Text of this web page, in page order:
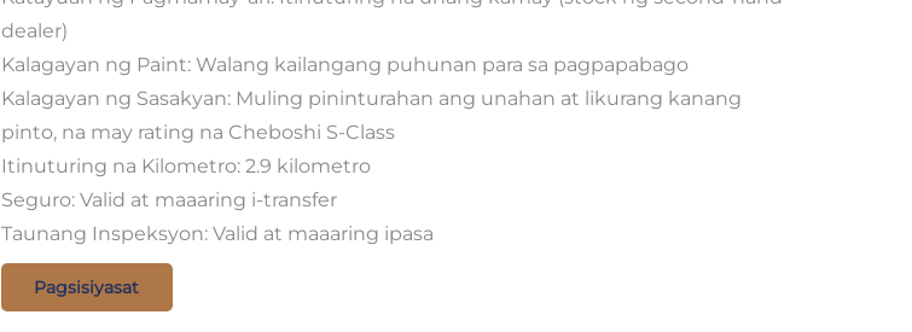
dealer)
Kalagayan ng Paint: Walang kailangang puhunan para sa pagpapabago
Kalagayan ng Sasakyan: Muling pininturahan ang unahan at likurang kanang
pinto, na may rating na Cheboshi S-Class
Itinuturing na Kilometro: 2.9 kilometro
Seguro: Valid at maaaring i-transfer
Taunang Inspeksyon: Valid at maaaring ipasa
Pagsisiyasat